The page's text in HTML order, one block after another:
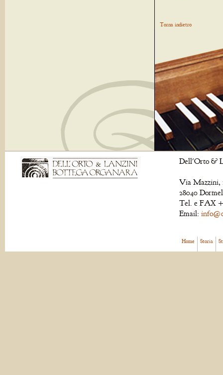
Torna indietro
Dell'Orto &
Via Mazzini,
28040
Tel. e FAX
Email:
Home Storia